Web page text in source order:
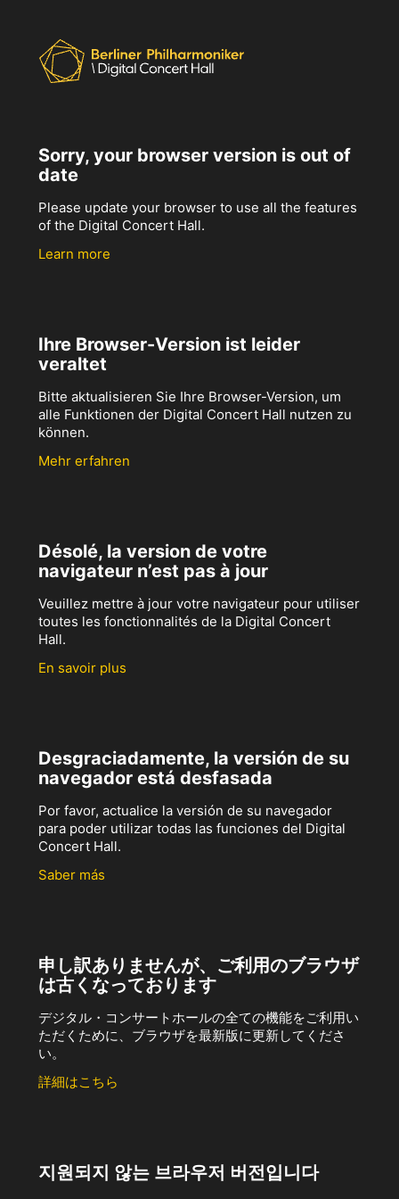
Sorry, your browser version is out of
date
Please update your browser to use all the features
of the Digital Concert Hall.
Learn more
Ihre Browser-Version ist leider
veraltet
Bitte aktualisieren Sie Ihre Browser-Version, um
alle Funktionen der Digital Concert Hall nutzen zu
können.
Mehr erfahren
Désolé, la version de votre
navigateur n’est pas à jour
Veuillez mettre à jour votre navigateur pour utiliser
toutes les fonctionnalités de la Digital Concert
Hall.
En savoir plus
Desgraciadamente, la versión de su
navegador está desfasada
Por favor, actualice la versión de su navegador
para poder utilizar todas las funciones del Digital
Concert Hall.
Saber más
申し訳ありませんが、ご利用のブラウザ
は古くなっております
デジタル・コンサートホールの全ての機能をご利用い
ただくために、ブラウザを最新版に更新してくださ
い。
詳細はこちら
지원되지 않는 브라우저 버전입니다